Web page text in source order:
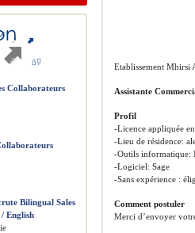
Etablissement Mhirsi
Assistante
Profil
-Licence appliquée
-Lieu de résidence:
-Outils informatique:
-Logiciel: Sage
-Sans expérience :
Comment postuler
Merci d’envoyer
Collaborateurs
Bilingual Sales
English